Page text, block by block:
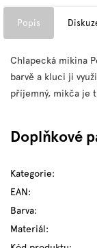
Popis
Chlapecká mikina
barvě a kluci ji
příjemný, mikča je
Doplňkové
Kategorie:
EAN:
Barva:
Materiál: